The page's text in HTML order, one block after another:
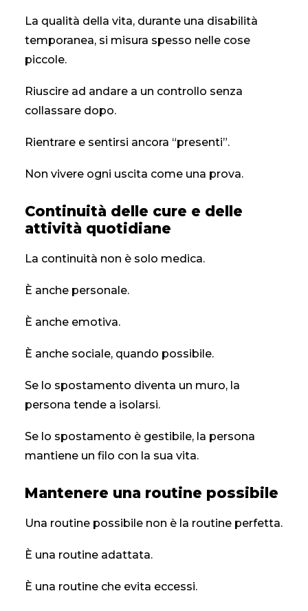
La qualità della vita, durante una disabilità
temporanea, si misura spesso nelle cose
piccole.
Riuscire ad andare a un controllo senza
collassare dopo.
Rientrare e sentirsi ancora “presenti”.
Non vivere ogni uscita come una prova.
Continuità delle cure e delle
attività quotidiane
La continuità non è solo medica.
È anche personale.
È anche emotiva.
È anche sociale, quando possibile.
Se lo spostamento diventa un muro, la
persona tende a isolarsi.
Se lo spostamento è gestibile, la persona
mantiene un filo con la sua vita.
Mantenere una routine possibile
Una routine possibile non è la routine perfetta.
È una routine adattata.
È una routine che evita eccessi.